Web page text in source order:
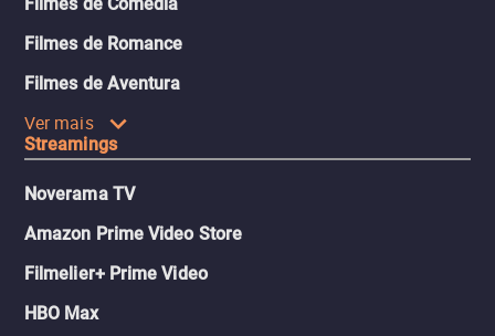
Filmes de Romance
Filmes de Aventura
Ver mais
Streamings
Noverama TV
Amazon Prime Video Store
Filmelier+ Prime Video
HBO Max